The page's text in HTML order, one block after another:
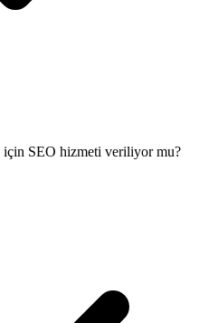
için SEO hizmeti veriliyor mu?